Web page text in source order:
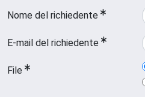
Nome del richiedente
E-mail del richiedente
File